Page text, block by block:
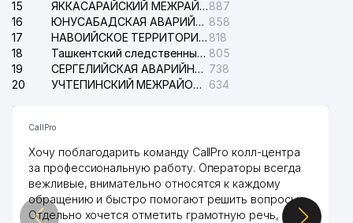
15
ЯККАСАРАЙСКИЙ МЕЖРАЙОННЫЙ СУД ПО ГРАЖДАНСКИМ ДЕЛАМ887
16
ЮНУСАБАДСКАЯ АВАРИЙНАЯ СЛУЖБА ЭЛЕКТРОСЕТИ 858
17
НАВОИЙСКОЕ ТЕРРИТОРИАЛЬНОЕ ПРЕДПРИЯТИЕ ЭЛЕКТРОСЕТИ АО 818
18
Ташкентский следственный изолятор 805
19
СЕРГЕЛИЙСКАЯ АВАРИЙНАЯ СЛУЖБА ЭЛЕКТРОСЕТИ 738
20
УЧТЕПИНСКИЙ МЕЖРАЙОННЫЙ СУД ПО ГРАЖДАНСКИМ ДЕЛАМ 634
CallPro
Хочу поблагодарить команду CallPro колл-центра
за профессиональную работу. Операторы всегда
вежливые, внимательно относятся к каждому
обращению и быстро помогают решить вопросы.
Отдельно хочется отметить грамотную речь,